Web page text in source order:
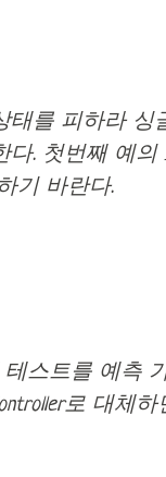
태를 피하라
. 첫번째 예의
기 바란다.
스트를 예측
로 대체